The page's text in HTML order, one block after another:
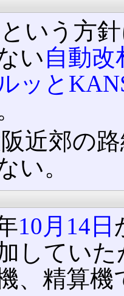
いう方
い自動改
ッと
近郊の
い。
10月14日
していた
、精算